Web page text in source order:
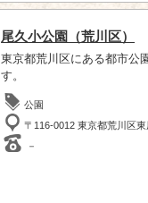
尾久小公園（荒川区）
東京都荒川区にある都市公
す。
公園
〒116-0012 東京都荒川区
－